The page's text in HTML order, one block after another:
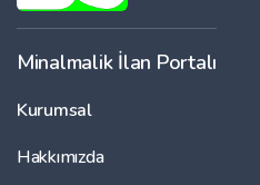
Minalmalik İlan Portalı
Kurumsal
Hakkımızda